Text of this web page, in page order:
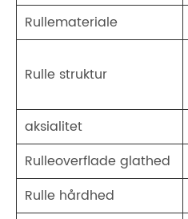
Rullemateriale
Rulle struktur
aksialitet
Rulleoverflade glathed
Rulle hårdhed